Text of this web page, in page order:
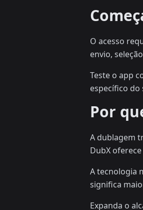
O acesso
envio,
Teste o app
específico
Por
A dublagem
DubX
A tecnologia
significa
Expanda o